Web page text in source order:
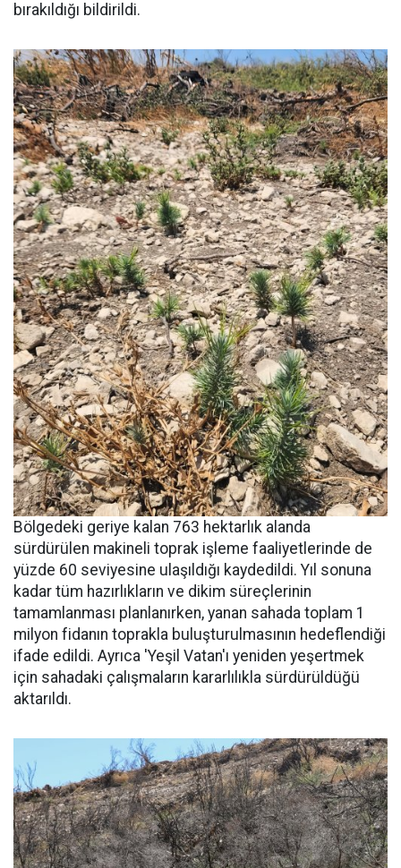
bırakıldığı bildirildi.
Bölgedeki geriye kalan 763 hektarlık alanda
sürdürülen makineli toprak işleme faaliyetlerinde de
yüzde 60 seviyesine ulaşıldığı kaydedildi. Yıl sonuna
kadar tüm hazırlıkların ve dikim süreçlerinin
tamamlanması planlanırken, yanan sahada toplam 1
milyon fidanın toprakla buluşturulmasının hedeflendiği
ifade edildi. Ayrıca 'Yeşil Vatan'ı yeniden yeşertmek
için sahadaki çalışmaların kararlılıkla sürdürüldüğü
aktarıldı.